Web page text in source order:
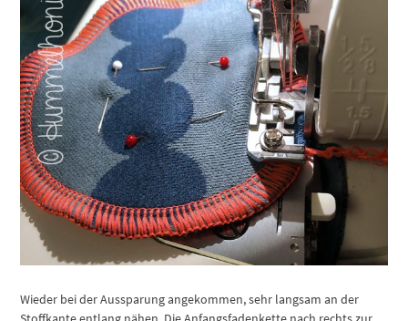
Wieder bei der Aussparung angekommen, sehr langsam an der